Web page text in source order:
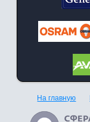
На главную